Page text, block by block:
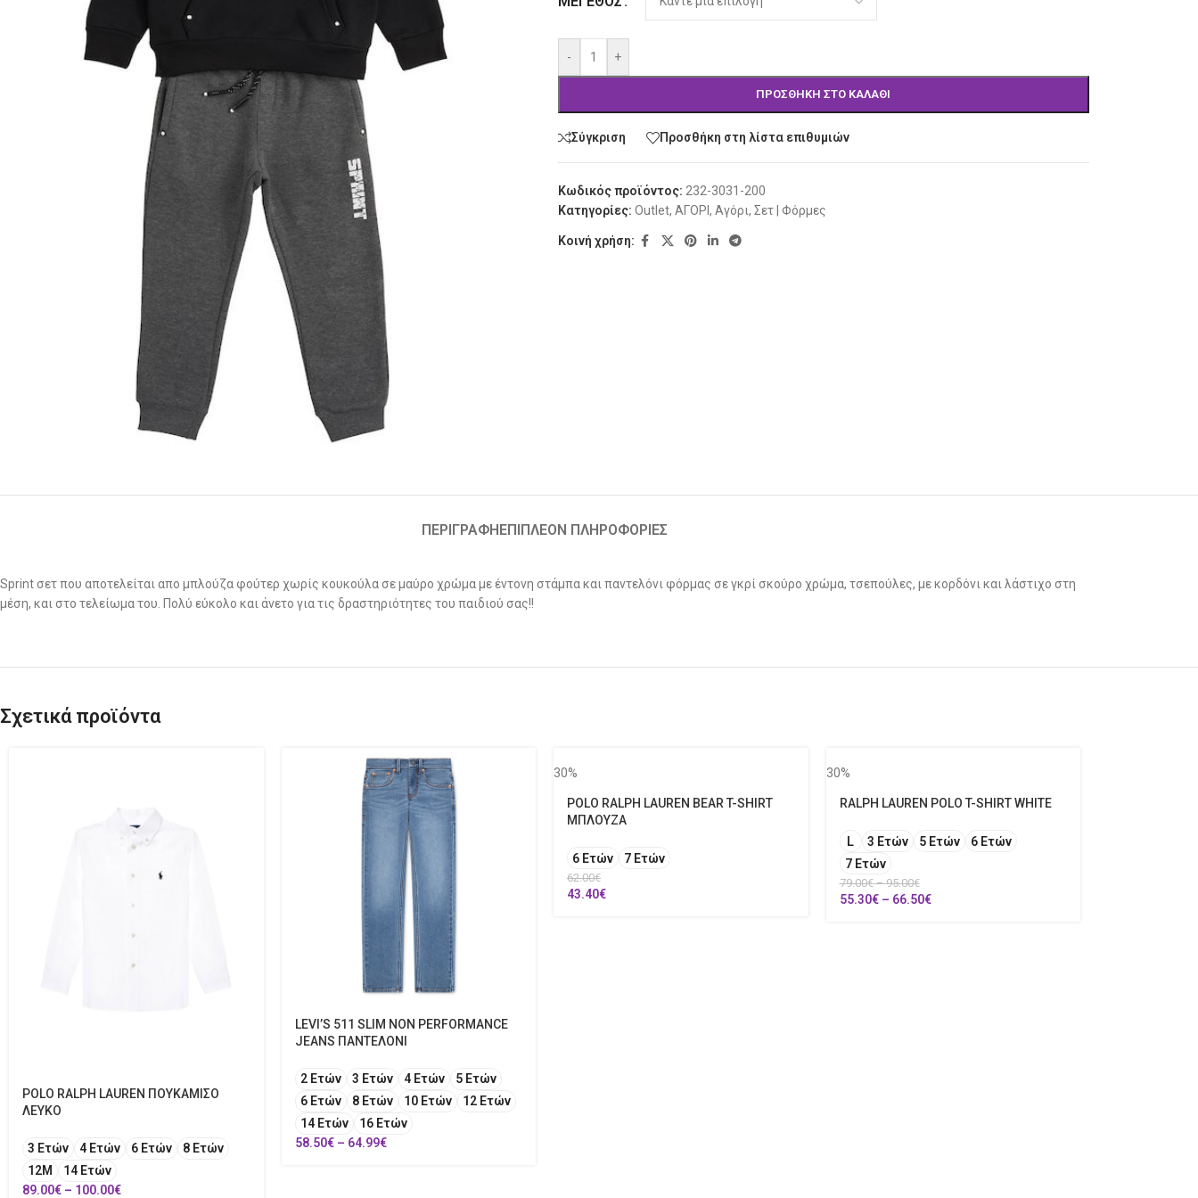
- +
ΠΡΟΣΘΉΚΗ ΣΤΟ ΚΑΛΆΘΙ
Σύγκριση Προσθήκη στη λίστα επιθυμιών
Κωδικός προϊόντος: 232-3031-200
Κατηγορίες: Outlet, ΑΓΟΡΙ , Αγόρι, Σετ | Φόρμες
Κοινή χρήση:
ΠΕΡΙΓΡΑΦΉ ΕΠΙΠΛΈΟΝ ΠΛΗΡΟΦΟΡΊΕΣ
Sprint σετ που αποτελείται απο μπλούζα φούτερ χωρίς κουκούλα σε μαύρο χρώμα με έντονη στάμπα και παντελόνι φόρμας σε γκρί σκούρο χρώμα, τσεπούλες, με κορδόνι και λάστιχο στη
μέση, και στο τελείωμα του. Πολύ εύκολο και άνετο για τις δραστηριότητες του παιδιού σας!!
Σχετικά προϊόντα
POLO RALPH LAUREN ΠΟΥΚΑΜΙΣΟ
ΛΕΥΚΟ
3 Ετών 4 Ετών 6 Ετών
8 Ετών
12Μ
14 Ετών
89.00€ – 100.00€
LEVI’S 511 SLIM NON PERFORMANCE
JEANS ΠΑΝΤΕΛΟΝΙ
2 Ετών 3 Ετών 4 Ετών
5 Ετών
6 Ετών
8 Ετών 10 Ετών
12 Ετών
14 Ετών
16 Ετών
58.50€ – 64.99€
30%
POLO RALPH LAUREN BEAR T-SHIRT
ΜΠΛΟΥΖΑ
6 Ετών 7 Ετών
62.00€
43.40€
30%
RALPH LAUREN POLO T-SHIRT WHITE
L 3 Ετών 5 Ετών
6 Ετών
7 Ετών
79.00€ – 95.00€
55.30€ – 66.50€